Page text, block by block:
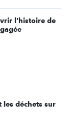
l'histoire de
les déchets sur